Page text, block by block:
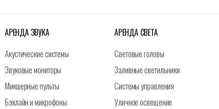
АРЕНДА ЗВУКА
Акустические системы
Звуковые мониторы
Микшерные пульты
Бэклайн и микрофоны
АРЕНДА СВЕТА
Световые головы
Заливные светильники
Системы управления
Уличное освещение